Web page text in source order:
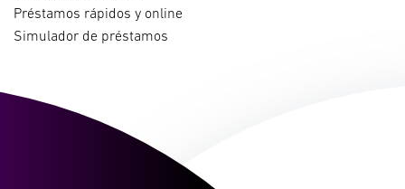
Préstamos rápidos y online
Simulador de préstamos